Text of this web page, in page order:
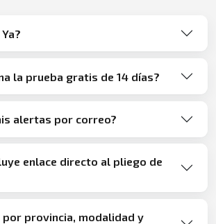
la prueba gratis de 14 días?
alertas por correo?
enlace directo al pliego de
provincia, modalidad y